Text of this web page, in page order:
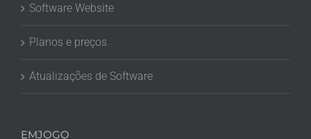
Software Website
Planos e preços
Atualizações de Software
EMJOGO